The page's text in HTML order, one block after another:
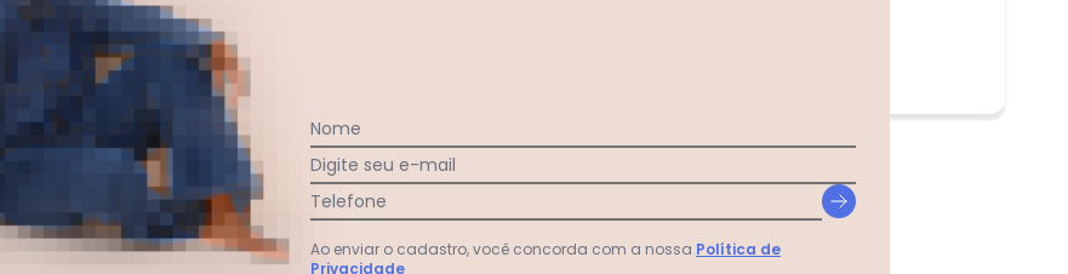
e o tamanho condiz com a numeração.
Ver todas as avaliações
Nome
Digite seu e-mail
Telefone
Ao enviar o cadastro, você concorda com a nossa Política de
Privacidade